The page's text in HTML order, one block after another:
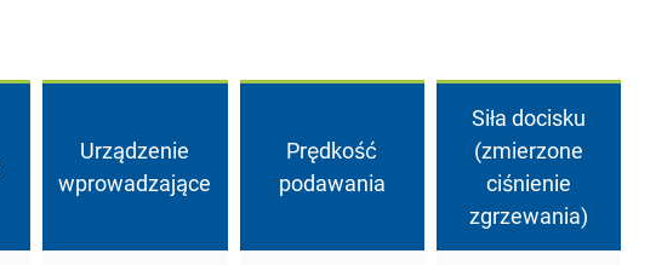
Urządzenie
wprowadzające
Prędkość
podawania
Siła docisku
(zmierzone
ciśnienie
zgrzewania)